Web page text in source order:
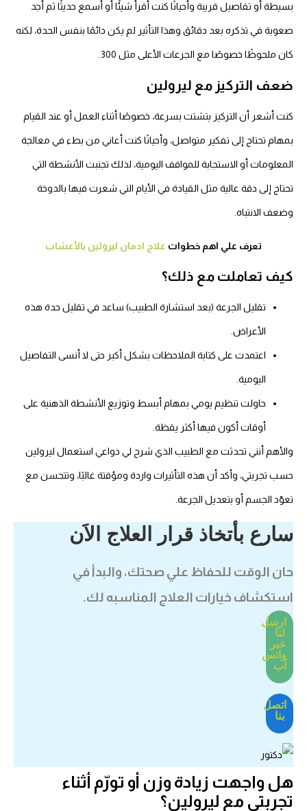
أو تفاصيل قريبة وأحيانًا كنت أقرأ شيئًا أو أسمع حديثًا ثم أجد
في تذكره بعد دقائق وهذا التأثير لم يكن دائمًا بنفس الحدة، لكنه
ملحوظًا خصوصًا مع الجرعات الأعلى مثل 300.
التركيز مع ليرولين
أشعر أن التركيز يتشتت بسرعة، خصوصًا أثناء العمل أو عند القيام
تحتاج إلى تفكير متواصل، وأحيانًا كنت أعاني من بطء في معالجة
أو الاستجابة للمواقف اليومية، لذلك تجنبت الأنشطة التي
إلى دقة عالية مثل القيادة في الأيام التي شعرت فيها بالدوخة
الانتباه.
تعرف علي اهم خطواتعلاج ادمان ليرولين بالأعشاب
تعاملت مع ذلك؟
تقليل الجرعة (بعد استشارة الطبيب) ساعد في تقليل حدة هذه
الأعراض.
اعتمدت على كتابة الملاحظات بشكل أكبر حتى لا أنسى التفاصيل
اليومية.
حاولت تنظيم يومي بمهام أبسط وتوزيع الأنشطة الذهنية على
أوقات أكون فيها أكثر يقظة.
أنني تحدثت مع الطبيب الذي شرح لي دواعي استعمال ليرولين
تجربتي، وأكد أن هذه التأثيرات واردة ومؤقتة غالبًا، وتتحسن مع
الجسم أو بتعديل الجرعة.
بأتخاذ قرار العلاج الاَن
الوقت للحفاظ علي صحتك، والبدأ في
خيارات العلاج المناسبه لك.
ارسل
واتس
اتصل
واجهت زيادة وزن أو تورّم أثناء
مع ليرولين؟